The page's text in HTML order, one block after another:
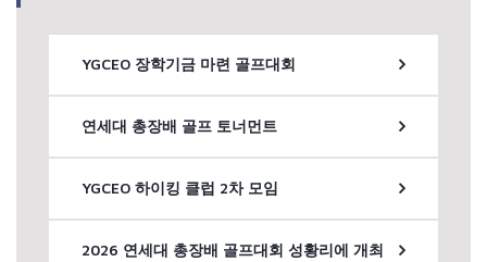
YGCEO 장학기금 마련 골프대회
연세대 총장배 골프 토너먼트
YGCEO 하이킹 클럽 2차 모임
2026 연세대 총장배 골프대회 성황리에 개최